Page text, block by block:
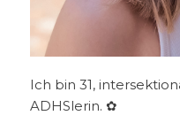
Ich bin 31,
ADHSlerin. ✿